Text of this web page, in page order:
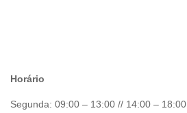
Horário
Segunda: 09:00 – 13:00 // 14:00 – 18:00